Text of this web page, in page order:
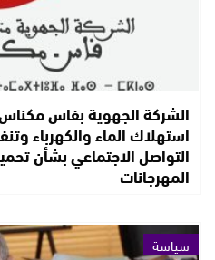
الشركة الجهوية بفاس مكناس
استهلاك الماء والكهرباء
التواصل الاجتماعي بشأن
المهرجانات
سياسة